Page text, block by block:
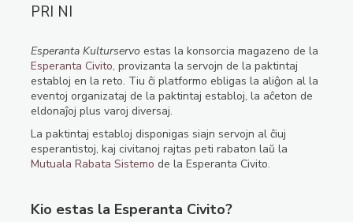
PRI NI
Esperanta Kulturservo estas la konsorcia magazeno de la
Esperanta Civito, provizanta la servojn de la paktintaj
establoj en la reto. Tiu ĉi platformo ebligas la aliĝon al la
eventoj organizataj de la paktintaj establoj, la aĉeton de
eldonaĵoj plus varoj diversaj.
La paktintaj establoj disponigas siajn servojn al ĉiuj
esperantistoj, kaj civitanoj rajtas peti rabaton laŭ la
Mutuala Rabata Sistemo de la Esperanta Civito.
Kio estas la Esperanta Civito?